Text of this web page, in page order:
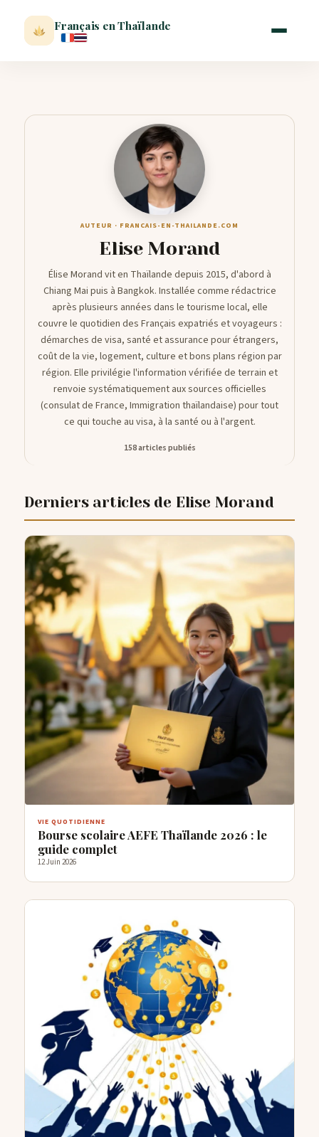
Français en Thaïlande
MÉTÉO
EXPATRIATION
CONTACTS
AUTEUR · FRANCAIS-EN-THAILANDE.COM
Elise Morand
Élise Morand vit en Thaïlande depuis 2015, d'abord à
Chiang Mai puis à Bangkok. Installée comme rédactrice
après plusieurs années dans le tourisme local, elle
couvre le quotidien des Français expatriés et voyageurs :
démarches de visa, santé et assurance pour étrangers,
coût de la vie, logement, culture et bons plans région par
région. Elle privilégie l'information vérifiée de terrain et
renvoie systématiquement aux sources officielles
(consulat de France, Immigration thaïlandaise) pour tout
ce qui touche au visa, à la santé ou à l'argent.
158 articles publiés
Derniers articles de Elise Morand
VIE QUOTIDIENNE
Bourse scolaire AEFE Thaïlande 2026 : le
guide complet
12 Juin 2026